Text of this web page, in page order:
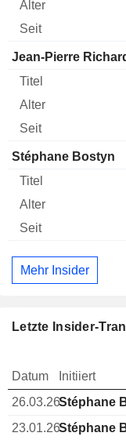
Jean-Pierre
Stéphane Bostyn
Mehr Insider
Letzte Insider-
Datum Initiiert
26.03.26Stéphane
23.01.26Stéphane